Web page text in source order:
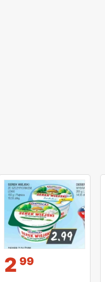
2 99